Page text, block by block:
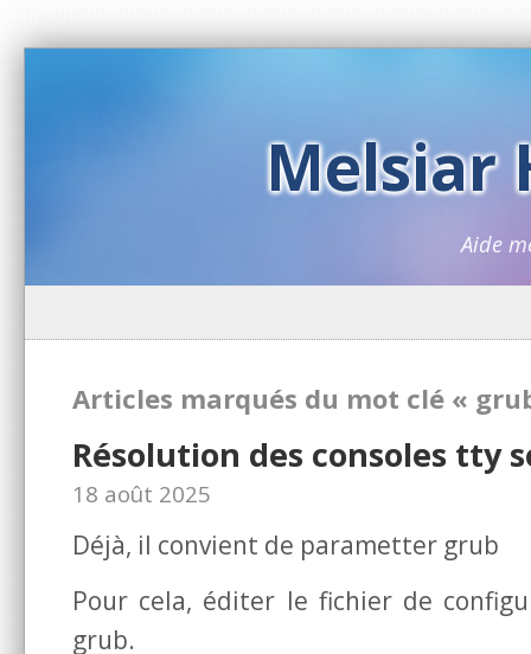
Melsiar
Aide
Articles marqués du mot clé «
Résolution des consoles tty
18 août 2025
Déjà, il convient de parametter grub
Pour cela, éditer le fichier de
grub.